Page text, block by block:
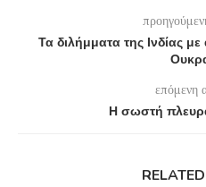
Τα διλήμματα της Ινδίας
επόμενη
Η σωστή